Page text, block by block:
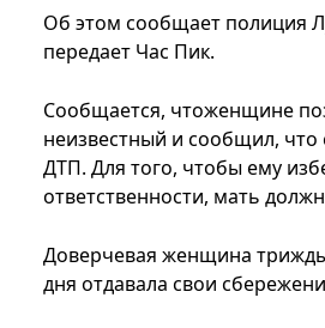
Об этом сообщает полиция
передает Час Пик.
Сообщается, чтоженщине
неизвестный и сообщил, что
ДТП. Для того, чтобы ему
ответственности, мать
Доверчевая женщина
дня отдавала свои